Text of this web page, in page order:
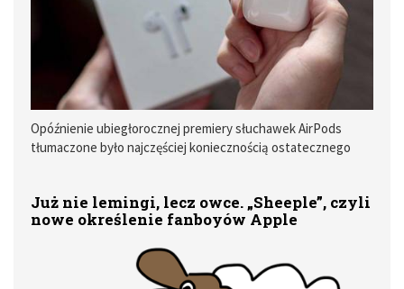
Opóźnienie ubiegłorocznej premiery słuchawek AirPods
tłumaczone było najczęściej koniecznością ostatecznego
dalszym ciągu mają pewne ograniczenia dyskwalifikujące je
w oczach wielu użytkowników. Należy do nich przede
odtwarzaniem muzyki bez konieczności wydawania
odpowiednich poleceń głosowych Siri.
Już nie lemingi, lecz owce. „Sheeple”, czyli
nowe określenie fanboyów Apple